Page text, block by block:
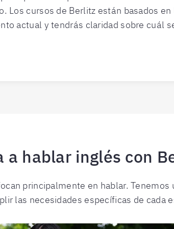
Los cursos de Berlitz están basados
actual y tendrás claridad sobre cuál
a hablar inglés con
principalmente en hablar.
las necesidades específicas de cada